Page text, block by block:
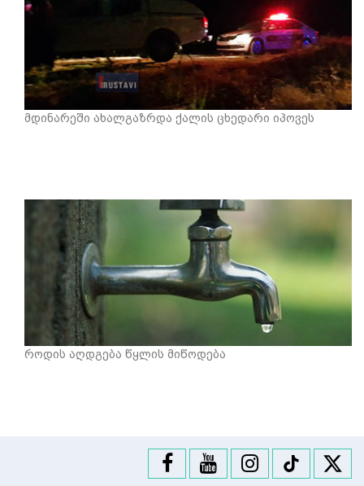
მდინარეში ახალგაზრდა ქალის ცხედარი იპოვეს
როდის აღდგება წყლის მიწოდება